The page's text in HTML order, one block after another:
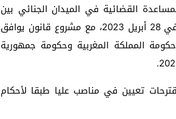
القضائية في الميدان الجنائي بين
المملكة المغربية وجمهورية سيراليون الموقع بالداخلة في 28 أبريل 2023، مع مشروع قانون يوافق
المملكة المغربية وحكومة جمهورية
تعيين في مناصب عليا طبقا لأحكام